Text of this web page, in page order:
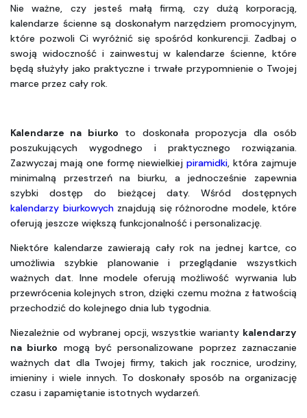
Nie ważne, czy jesteś małą firmą, czy dużą korporacją,
kalendarze ścienne są doskonałym narzędziem promocyjnym,
które pozwoli Ci wyróżnić się spośród konkurencji. Zadbaj o
swoją widoczność i zainwestuj w kalendarze ścienne, które
będą służyły jako praktyczne i trwałe przypomnienie o Twojej
marce przez cały rok.
Kalendarze na biurko to doskonała propozycja dla osób
poszukujących wygodnego i praktycznego rozwiązania.
Zazwyczaj mają one formę niewielkiej piramidki, która zajmuje
minimalną przestrzeń na biurku, a jednocześnie zapewnia
kalendarzy biurkowych znajdują się różnorodne modele, które
oferują jeszcze większą funkcjonalność i personalizację.
Niektóre kalendarze zawierają cały rok na jednej kartce, co
umożliwia szybkie planowanie i przeglądanie wszystkich
ważnych dat. Inne modele oferują możliwość wyrwania lub
przewrócenia kolejnych stron, dzięki czemu można z łatwością
przechodzić do kolejnego dnia lub tygodnia.
Niezależnie od wybranej opcji, wszystkie warianty kalendarzy
na biurko mogą być personalizowane poprzez zaznaczanie
ważnych dat dla Twojej firmy, takich jak rocznice, urodziny,
imieniny i wiele innych. To doskonały sposób na organizację
czasu i zapamiętanie istotnych wydarzeń.